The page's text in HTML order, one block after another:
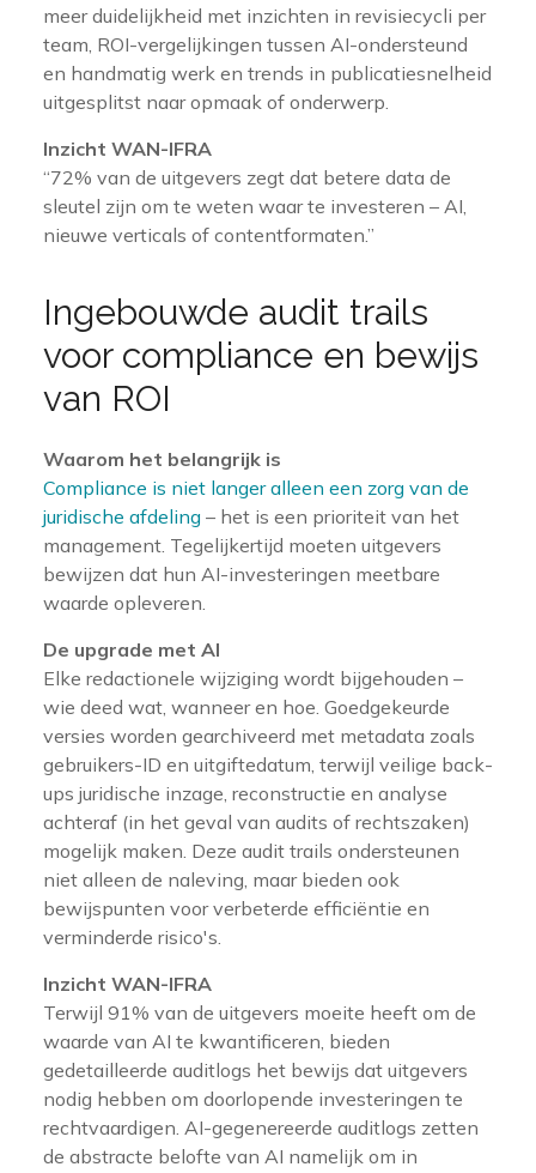
meer duidelijkheid met inzichten in revisiecycli per
team, ROI-vergelijkingen tussen AI-ondersteund
en handmatig werk en trends in publicatiesnelheid
uitgesplitst naar opmaak of onderwerp.
Inzicht WAN-IFRA
“72% van de uitgevers zegt dat betere data de
sleutel zijn om te weten waar te investeren – AI,
nieuwe verticals of contentformaten.”
Ingebouwde audit trails
voor compliance en bewijs
van ROI
Waarom het belangrijk is
Compliance is niet langer alleen een zorg van de
juridische afdeling – het is een prioriteit van het
management. Tegelijkertijd moeten uitgevers
bewijzen dat hun AI-investeringen meetbare
waarde opleveren.
De upgrade met AI
Elke redactionele wijziging wordt bijgehouden –
wie deed wat, wanneer en hoe. Goedgekeurde
versies worden gearchiveerd met metadata zoals
gebruikers-ID en uitgiftedatum, terwijl veilige back-
ups juridische inzage, reconstructie en analyse
achteraf (in het geval van audits of rechtszaken)
mogelijk maken. Deze audit trails ondersteunen
niet alleen de naleving, maar bieden ook
bewijspunten voor verbeterde efficiëntie en
verminderde risico's.
Inzicht WAN-IFRA
Terwijl 91% van de uitgevers moeite heeft om de
waarde van AI te kwantificeren, bieden
gedetailleerde auditlogs het bewijs dat uitgevers
nodig hebben om doorlopende investeringen te
rechtvaardigen. AI-gegenereerde auditlogs zetten
de abstracte belofte van AI namelijk om in